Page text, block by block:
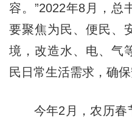
容。”2022年8月，总
要聚焦为民、便民、
境，改造水、电、气
民日常生活需求，确保
今年2月，农历春